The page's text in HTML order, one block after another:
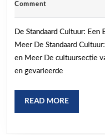
Comment
De Standaard Cultuur:
Meer De Standaard
en Meer De cultuursectie
en gevarieerde
READ MORE
MORE